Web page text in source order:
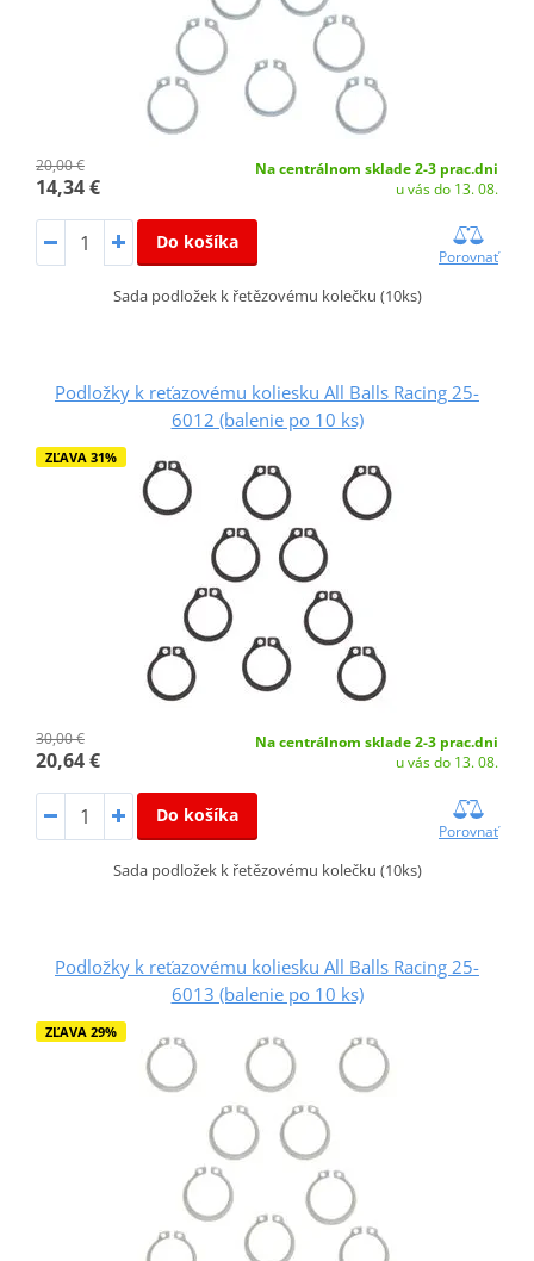
20,00 €
14,34 €
Na centrálnom sklade 2-3 prac.dni
u vás do 13. 08.
Do košíka
Porovnať
Sada podložek k řetězovému kolečku (10ks)
Podložky k reťazovému koliesku All Balls Racing 25-
6012 (balenie po 10 ks)
ZĽAVA 31%
30,00 €
20,64 €
Na centrálnom sklade 2-3 prac.dni
u vás do 13. 08.
Do košíka
Porovnať
Sada podložek k řetězovému kolečku (10ks)
Podložky k reťazovému koliesku All Balls Racing 25-
6013 (balenie po 10 ks)
ZĽAVA 29%